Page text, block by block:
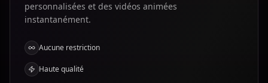
personnalisées et des vidéos animées
instantanément.
Aucune restriction
Haute qualité